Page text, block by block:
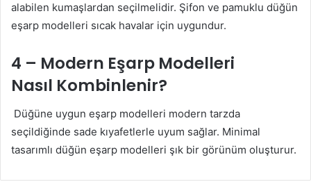
alabilen kumaşlardan seçilmelidir. Şifon ve pamuklu düğün
eşarp modelleri sıcak havalar için uygundur.
4 – Modern Eşarp Modelleri
Nasıl Kombinlenir?
Düğüne uygun eşarp modelleri modern tarzda
seçildiğinde sade kıyafetlerle uyum sağlar. Minimal
tasarımlı düğün eşarp modelleri şık bir görünüm oluşturur.